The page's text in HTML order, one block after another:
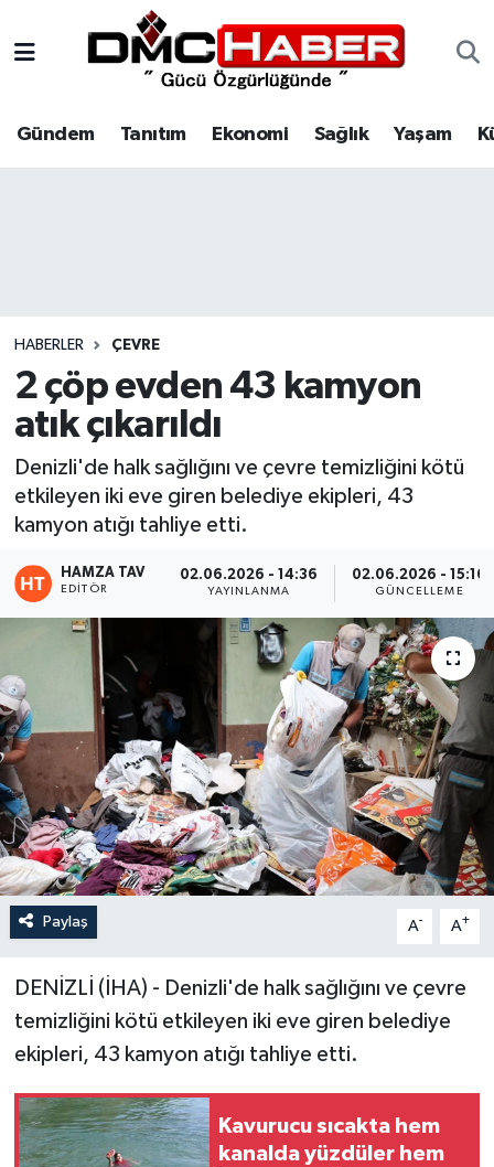
Gündem Tanıtım Ekonomi Sağlık Yaşam
HABERLER ÇEVRE
2 çöp evden 43 kamyon
atık çıkarıldı
Denizli'de halk sağlığını ve çevre temizliğini kötü
etkileyen iki eve giren belediye ekipleri, 43
kamyon atığı tahliye etti.
HAMZA TAV
EDITÖR
02.06.2026 - 14:36
YAYINLANMA
02.06.2026 - 15:16
GÜNCELLEME
Paylaş A- A+
DENİZLİ (İHA) - Denizli'de halk sağlığını ve çevre
temizliğini kötü etkileyen iki eve giren belediye
ekipleri, 43 kamyon atığı tahliye etti.
Kavurucu sıcakta hem
kanalda yüzdüler hem
Tanıtım
Spor
Siyaset
Eğitim
Teknoloji
Asayiş
Resmi İlan
Nöbetçi Eczaneler
Hava Durumu
Haber Arşivi